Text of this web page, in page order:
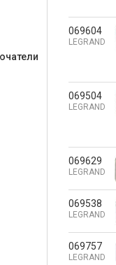
069604
LEGRAND
069504
LEGRAND
069629
LEGRAND
069538
LEGRAND
069757
LEGRAND